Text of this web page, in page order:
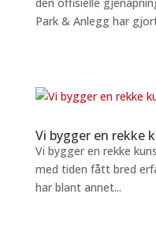
Park & Anlegg har
Vi bygger en rekke
Vi bygger en rekke
med tiden fått bred
har blant annet...